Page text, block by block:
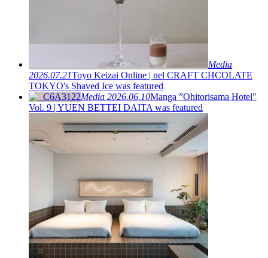
Media
2026.07.21Toyo Keizai Online | nel CRAFT CHCOLATE
TOKYO's Shaved Ice was featured
Media 2026.06.10Manga ”Ohitorisama Hotel"
Vol. 9 | YUEN BETTEI DAITA was featured